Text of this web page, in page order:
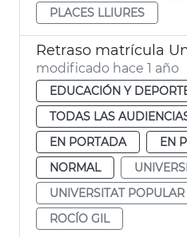
PLACES LLIURES
modificado hace 1 año
EDUCACIÓN Y
TODAS LAS
EN PORTADA
EN
NORMAL
UNIVERSITAT POPULAR
ROCÍO GIL